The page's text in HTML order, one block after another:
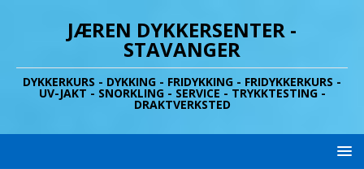
JÆREN DYKKERSENTER -
STAVANGER
DYKKERKURS - DYKKING - FRIDYKKING - FRIDYKKERKURS -
UV-JAKT - SNORKLING - SERVICE - TRYKKTESTING -
DRAKTVERKSTED